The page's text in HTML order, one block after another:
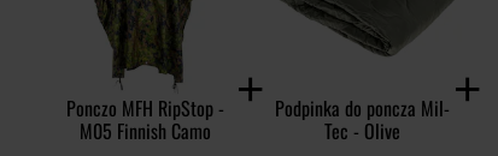
Ponczo MFH RipStop -
M05 Finnish Camo
Podpinka do poncza Mil-
Tec - Olive